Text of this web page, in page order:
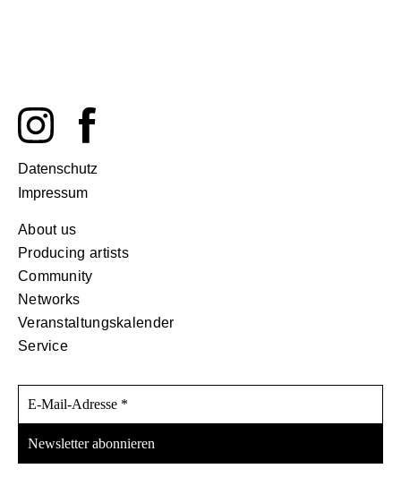
Datenschutz
Impressum
About us
Producing artists
Community
Networks
Veranstaltungskalender
Service